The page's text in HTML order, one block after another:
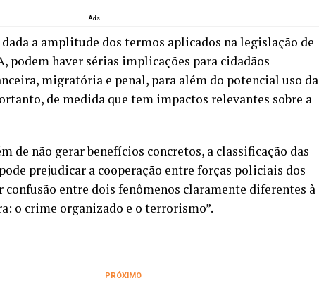
Ads
a amplitude dos termos aplicados na legislação de
podem haver sérias implicações para cidadãos
migratória e penal, para além do potencial uso da
de medida que tem impactos relevantes sobre a
de não gerar benefícios concretos, a classificação das
prejudicar a cooperação entre forças policiais dos
confusão entre dois fenômenos claramente diferentes à
o crime organizado e o terrorismo”.
PRÓXIMO